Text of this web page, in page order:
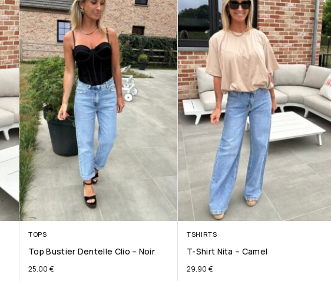
TOPS
Top Bustier Dentelle Clio – Noir
25.00 €
TSHIRTS
T-Shirt Nita – Camel
29.90 €